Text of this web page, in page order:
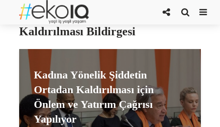
Kadına Yönelik Şiddetin Ortadan
Kaldırılması Bildirgesi
Kadına Yönelik Şiddetin
Ortadan Kaldırılması için
Önlem ve Yatırım Çağrısı
Yapılıyor